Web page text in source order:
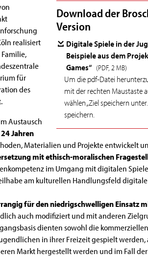
Download der
Version
Digitale Spiele in der
Beispiele aus dem
Games“ (PDF, 2 MB)
Um die pdf-Datei
mit der rechten Maustaste
wählen „Ziel speichern
speichern.
realisiert
für
des
Austausch
Jahren
Materialien und Projekte entwickelt
mit ethisch-moralischen
im Umgang mit digitalen
am kulturellen Handlungsfeld
für den niedrigschwelligen Einsatz
auch modifiziert und mit anderen
dienten sowohl die kommerziellen
in ihrer Freizeit gespielt werden,
Markt hergestellt werden und im Fall der